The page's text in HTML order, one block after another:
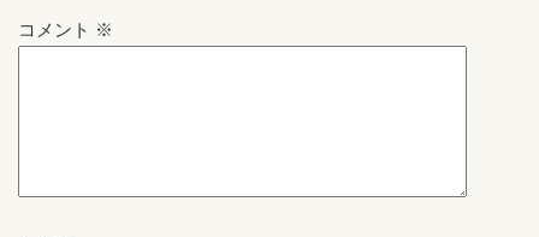
コメント ※